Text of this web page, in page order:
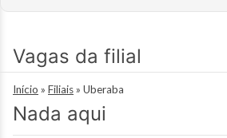
Vagas da filial
Início » Filiais» Uberaba
Nada aqui